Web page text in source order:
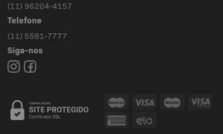
(11) 96204-4157
Telefone
(11) 5581-7777
Siga-nos